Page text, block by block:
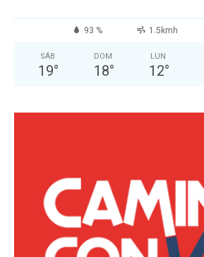
93 % 1.5kmh
SÁB
19°
DOM
18°
LUN
12°